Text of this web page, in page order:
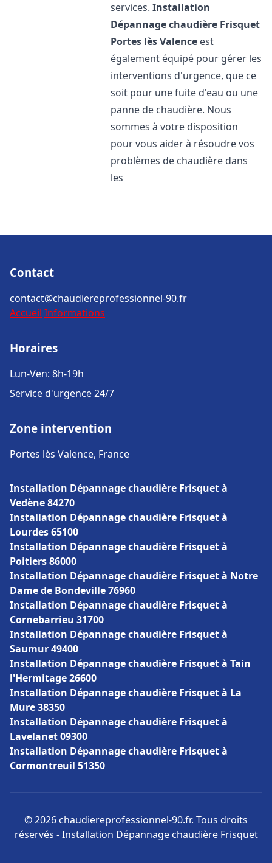
services.Installation
Dépannage chaudière Frisquet
Portes lès Valence est
également équipé pour gérer les
interventions d'urgence, que ce
soit pour une fuite d'eau ou une
panne de chaudière. Nous
sommes à votre disposition
pour vous aider à résoudre vos
problèmes de chaudière dans
les
Contact
contact@chaudiereprofessionnel-90.fr
Accueil Informations
Horaires
Lun-Ven: 8h-19h
Service d'urgence 24/7
Zone intervention
Portes lès Valence, France
Installation Dépannage chaudière Frisquet à
Vedène 84270
Installation Dépannage chaudière Frisquet à
Lourdes 65100
Installation Dépannage chaudière Frisquet à
Poitiers 86000
Installation Dépannage chaudière Frisquet à Notre
Dame de Bondeville 76960
Installation Dépannage chaudière Frisquet à
Cornebarrieu 31700
Installation Dépannage chaudière Frisquet à
Saumur 49400
Installation Dépannage chaudière Frisquet à Tain
l'Hermitage 26600
Installation Dépannage chaudière Frisquet à La
Mure 38350
Installation Dépannage chaudière Frisquet à
Lavelanet 09300
Installation Dépannage chaudière Frisquet à
Cormontreuil 51350
© 2026 chaudiereprofessionnel-90.fr. Tous droits
réservés - Installation Dépannage chaudière Frisquet